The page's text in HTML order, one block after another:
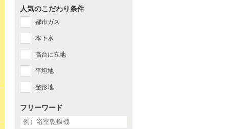
人気のこだわり条件
都市ガス
本下水
高台に立地
平坦地
整形地
フリーワード